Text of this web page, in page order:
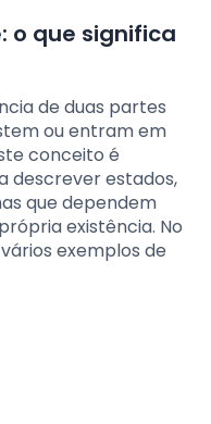
o que significa
de duas partes
ou entram em
conceito é
descrever estados,
que dependem
existência. No
exemplos de